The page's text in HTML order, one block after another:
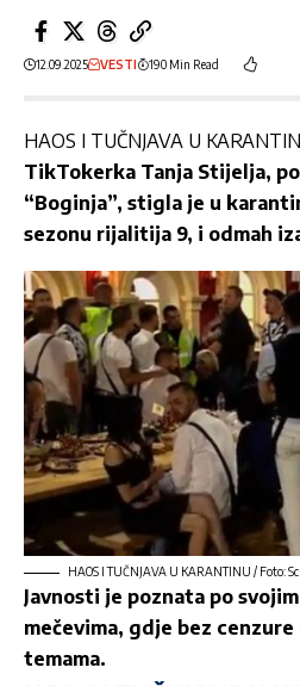
12.09.2025 VESTI 190 Min Read
HAOS I TUČNJAVA U
TikTokerka Tanja Stijelja,
“Boginja”, stigla je u
sezonu rijalitija 9, i odmah
HAOS I TUČNJAVA U KARANTINU / Foto:
Javnosti je poznata po
mečevima, gdje bez
temama.